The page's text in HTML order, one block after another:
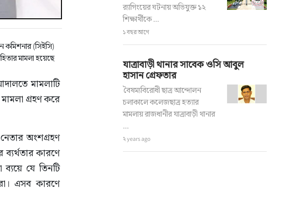
কমিশনার (সিইসি)
মামলা হয়েছে
মামলাটি
গ্রহণ করে
অংশগ্রহণ
কারণে
যে তিনটি
এসব কারণে
র‍্যাগিংয়ের ঘটনায় অভিযুক্ত ১২
শিক্ষার্থীকে ...
১ বছর আগে
যাত্রাবাড়ী থানার সাবেক ওসি আবুল
হাসান গ্রেফতার
বৈষম্যবিরোধী ছাত্র আন্দোলন
চলাকালে কলেজছাত্র হত্যার
মামলায় রাজধানীর যাত্রাবাড়ী থানার
...
২ years ago